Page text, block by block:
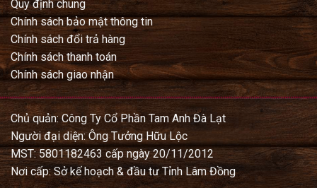
Quy định chung
Chính sách bảo mật thông tin
Chính sách đổi trả hàng
Chính sách thanh toán
Chính sách giao nhận
Chủ quản: Công Ty Cổ Phần Tam Anh Đà Lạt
Người đại diện: Ông Tưởng Hữu Lộc
MST: 5801182463 cấp ngày 20/11/2012
Nơi cấp: Sở kế hoạch & đầu tư Tỉnh Lâm Đồng